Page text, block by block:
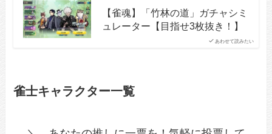
あわせて読みたい
【雀魂】「竹林の道」ガチャシミ
ュレーター【目指せ3枚抜き！】
雀士キャラクター一覧